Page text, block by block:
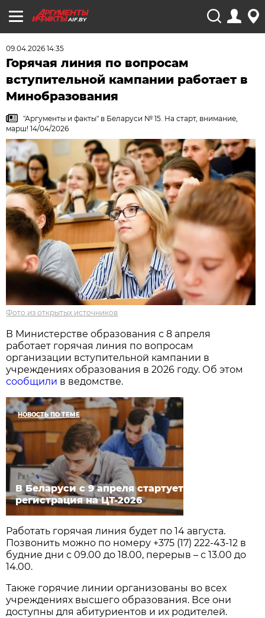
AIF.BY
09.04.2026 14:35
Горячая линия по вопросам
вступительной кампании работает в
Минобразования
"Аргументы и факты" в Беларуси № 15. На старт, внимание,
марш! 14/04/2026
Фото из открытых источников
В Министерстве образования с 8 апреля
работает горячая линия по вопросам
организации вступительной кампании в
учреждениях образования в 2026 году. Об этом
сообщили в ведомстве.
НОВОСТЬ ПО ТЕМЕ
В Беларуси с 9 апреля стартует
регистрация на ЦТ-2026
Работать горячая линия будет по 14 августа.
Позвонить можно по номеру +375 (17) 222-43-12 в
будние дни с 09.00 до 18.00, перерыв – с 13.00 до
14.00.
Также горячие линии организованы во всех
учреждениях высшего образования. Все они
доступны для абитуриентов и их родителей.